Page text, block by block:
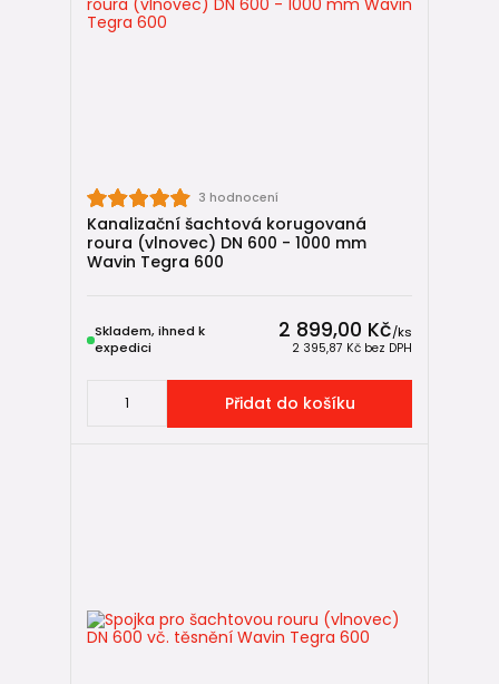
3 hodnocení
Kanalizační šachtová korugovaná
roura (vlnovec) DN 600 - 1000 mm
Wavin Tegra 600
2 899,00 Kč/ks
2 395,87 Kč bez DPH
Skladem, ihned k
expedici
Přidat do košíku